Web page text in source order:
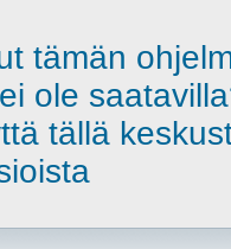
tämän
ole
tällä